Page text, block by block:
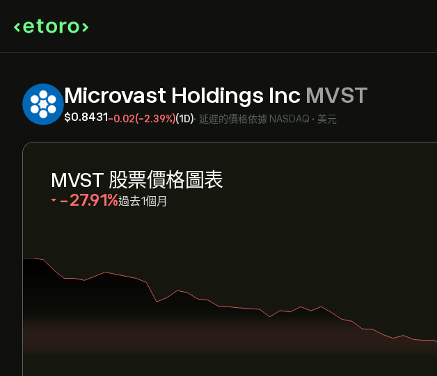
Microvast Holdings Inc MVST
‎$‎0.8431 -0.02(-2.39%)(1D)• 延遲的價格依據 NASDAQ • 美元
MVST 股票價格圖表
‎-27.91‎ 過去1個月